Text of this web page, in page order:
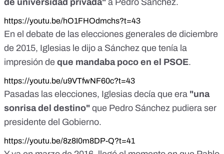
https://youtu.be/hO1FHOdmchs?t=43
En el debate de las elecciones generales de diciembre
de 2015, Iglesias le dijo a Sánchez que tenía la
impresión de que mandaba poco en el PSOE.
https://youtu.be/u9VTfwNF60c?t=43
Pasadas las elecciones, Iglesias decía que era "una
sonrisa del destino" que Pedro Sánchez pudiera ser
presidente del Gobierno.
https://youtu.be/8z8I0m8DP-Q?t=41